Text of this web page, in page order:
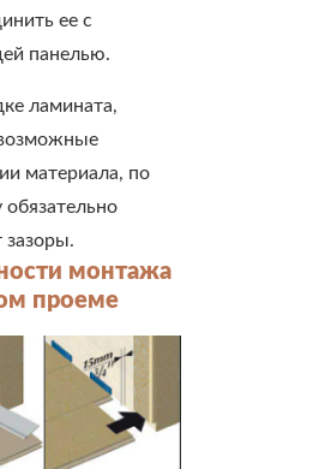
ее с
панелью.
ламината,
материала, по
обязательно
зазоры.
монтажа
проеме